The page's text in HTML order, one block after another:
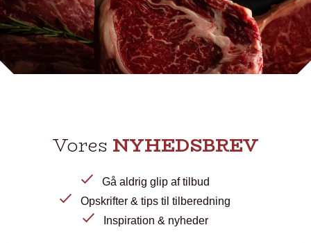
Vores NYHEDSBREV
Gå aldrig glip af tilbud
Opskrifter & tips til tilberedning
Inspiration & nyheder